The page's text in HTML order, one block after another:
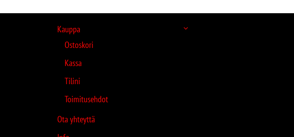
Kauppa
Ostoskori
Kassa
Tilini
Toimitusehdot
Ota yhteyttä